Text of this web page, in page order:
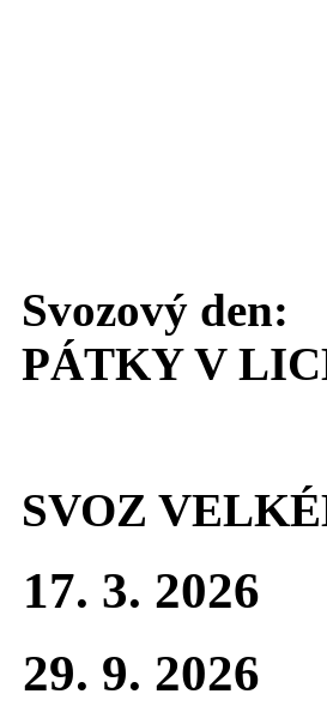
Svozový den:
PÁTKY V
SVOZ
17. 3. 2026
29. 9. 2026